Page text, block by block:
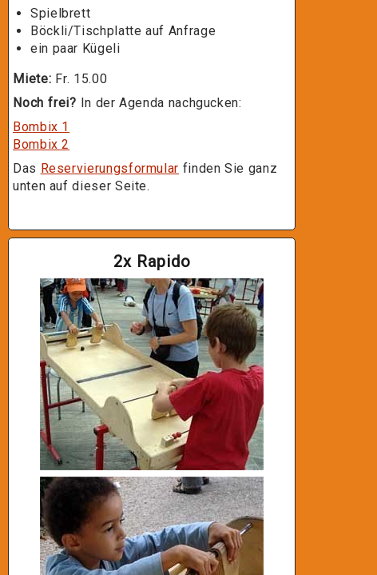
Spielbrett
Böckli/Tischplatte auf Anfrage
ein paar Kügeli
Miete: Fr. 15.00
Noch frei? In der Agenda nachgucken:
Bombix 1
Bombix 2
Das Reservierungsformular finden Sie ganz
unten auf dieser Seite.
2x Rapido